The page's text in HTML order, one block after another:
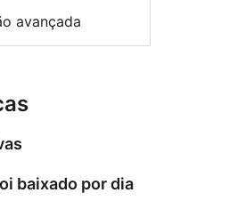
avançada
baixado por dia